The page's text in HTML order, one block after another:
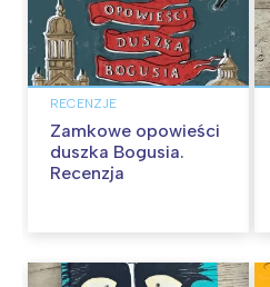
RECENZJE
Zamkowe opowieści
duszka Bogusia.
Recenzja